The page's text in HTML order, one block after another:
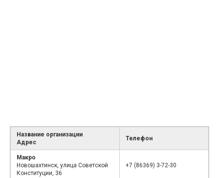
Название организации
Адрес
Телефон
Макро
Новошахтинск, улица Советской
Конституции, 36
+7 (86369) 3-72-30